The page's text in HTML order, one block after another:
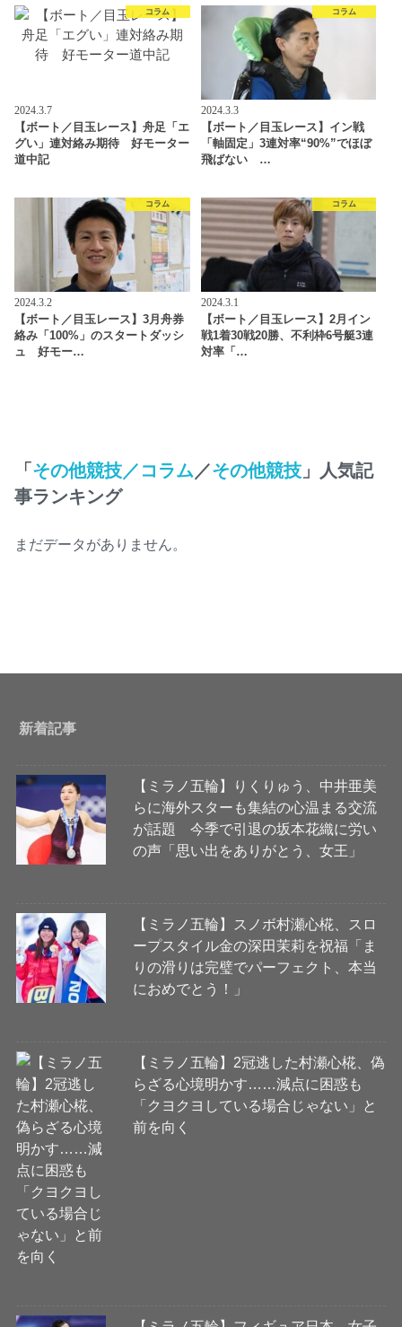
コラム
2024.3.7
【ボート／目玉レース】舟足「エ
グい」連対絡み期待 好モーター
道中記
コラム
2024.3.3
【ボート／目玉レース】イン戦
「軸固定」3連対率“90%”でほぼ
飛ばない …
コラム
2024.3.2
【ボート／目玉レース】3月舟券
絡み「100%」のスタートダッシ
ュ 好モー…
コラム
2024.3.1
【ボート／目玉レース】2月イン
戦1着30戦20勝、不利枠6号艇3連
対率「…
「その他競技／コラム ／その他競技 」人気記
事ランキング
まだデータがありません。
新着記事
【ミラノ五輪】りくりゅう、中井亜美
らに海外スターも集結の心温まる交流
が話題 今季で引退の坂本花織に労い
の声「思い出をありがとう、女王」
【ミラノ五輪】スノボ村瀬心椛、スロ
ープスタイル金の深田茉莉を祝福「ま
りの滑りは完璧でパーフェクト、本当
におめでとう！」
【ミラノ五輪】2冠逃した村瀬心椛、偽
らざる心境明かす……減点に困惑も
「クヨクヨしている場合じゃない」と
前を向く